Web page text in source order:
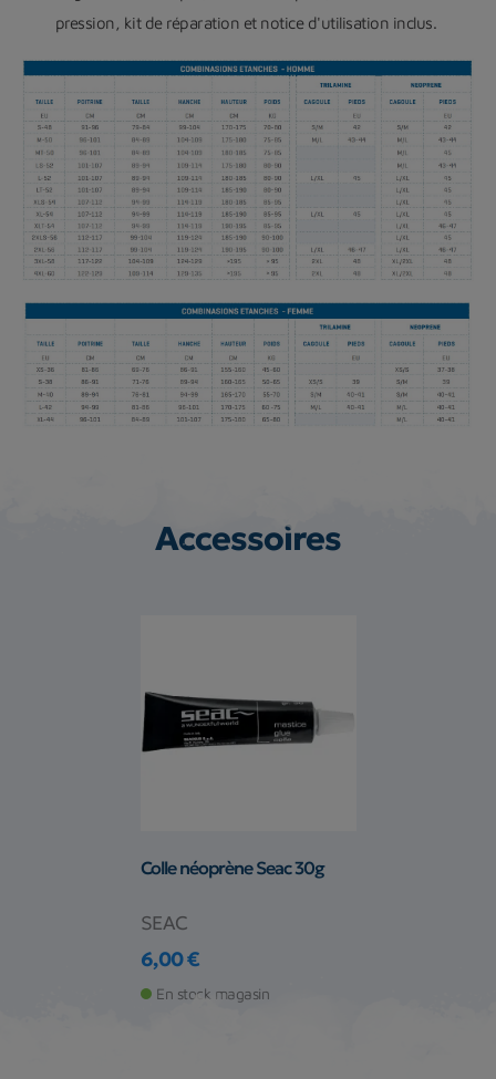
pression, kit de réparation et notice d'utilisation inclus.
Accessoires
Colle néoprène Seac 30g
SEAC
Prix
6,00 €
En stock magasin